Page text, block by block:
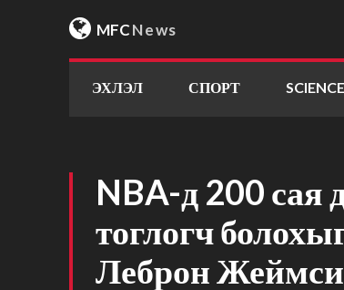
MFCNews
ЭХЛЭЛ СПОРТ SCIENCE
NBA-д 200 сая
тоглогч
Леброн